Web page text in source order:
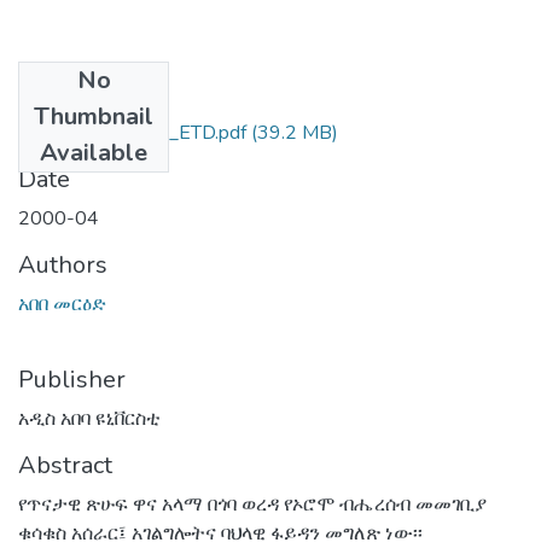
No
Thumbnail
Available
አበበ_መርዕድ_2000_ETD.pdf(39.2 MB)
Date
2000-04
Authors
አበበ መርዕድ
Publisher
አዲስ አበባ ዩኒቨርስቲ
Abstract
የጥናታዊ ጽሁፍ ዋና አላማ በጎባ ወረዳ የኦሮሞ ብሔረሰብ መመገቢያ
ቁሳቁስ አሰራር፤ አገልግሎትና ባህላዊ ፋይዳን መግለጽ ነው፡፡